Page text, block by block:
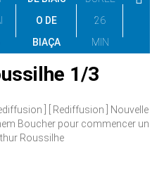
O DE
BIAÇA
26
MIN
1/3
] [ Rediffusion ] Nouvelle
Boucher pour commencer un
Roussilhe